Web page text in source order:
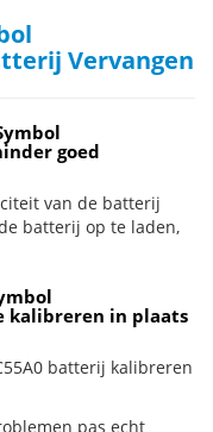
Vervangen
goed
van de batterij
batterij op te laden,
kalibreren in plaats
batterij kalibreren
pas echt